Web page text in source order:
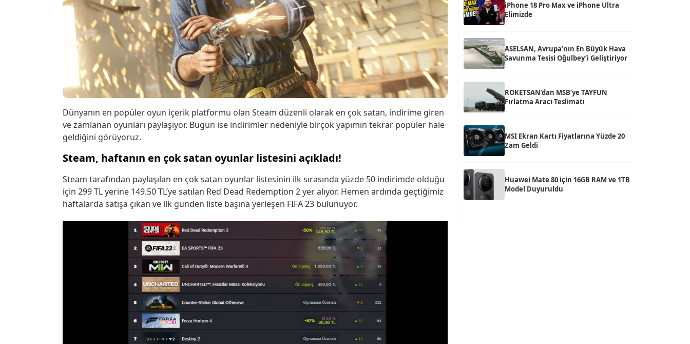
Dünyanın en popüler oyun içerik platformu olan Steam düzenli olarak en çok satan, indirime giren
ve zamlanan oyunları paylaşıyor. Bugün ise indirimler nedeniyle birçok yapımın tekrar popüler hale
geldiğini görüyoruz.
Steam, haftanın en çok satan oyunlar listesini açıkladı!
Steam tarafından paylaşılan en çok satan oyunlar listesinin ilk sırasında yüzde 50 indirimde olduğu
için 299 TL yerine 149.50 TL’ye satılan Red Dead Redemption 2 yer alıyor. Hemen ardında geçtiğimiz
haftalarda satışa çıkan ve ilk günden liste başına yerleşen FIFA 23 bulunuyor.
iPhone 18 Pro Max ve iPhone Ultra
Elimizde
ASELSAN, Avrupa’nın En Büyük Hava
Savunma Tesisi Oğulbey’i Geliştiriyor
ROKETSAN’dan MSB’ye TAYFUN
Fırlatma Aracı Teslimatı
MSI Ekran Kartı Fiyatlarına Yüzde 20
Zam Geldi
Huawei Mate 80 için 16GB RAM ve 1TB
Model Duyuruldu